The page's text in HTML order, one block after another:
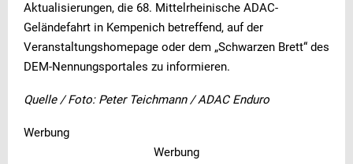
Aktualisierungen, die 68. Mittelrheinische ADAC-
Geländefahrt in Kempenich betreffend, auf der
Veranstaltungshomepage oder dem „Schwarzen Brett“ des
DEM-Nennungsportales zu informieren.
Quelle / Foto: Peter Teichmann / ADAC Enduro
Werbung
Werbung